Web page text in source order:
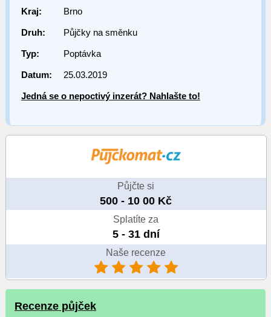
Kraj: Brno
Druh: Půjčky na směnku
Typ: Poptávka
Datum: 25.03.2019
Jedná se o nepoctivý inzerát? Nahlašte to!
Půjčte si
500 - 10 00 Kč
Splatíte za
5 - 31 dní
Naše recenze
Recenze půjček